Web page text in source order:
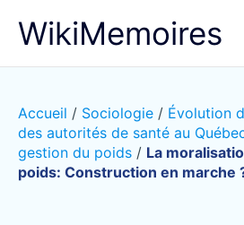
WikiMemoires
Accueil / Sociologie / Évolution
des autorités de santé au
gestion du poids / La
poids: Construction en marche